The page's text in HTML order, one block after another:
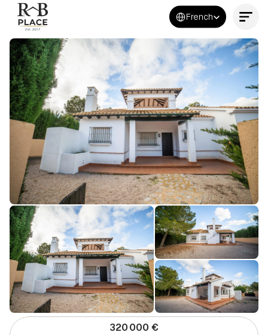
Select Language
French
Contactez-nous maintenant
320 000 €